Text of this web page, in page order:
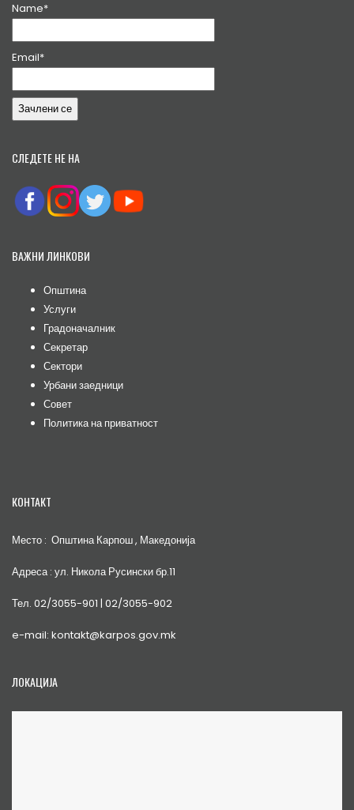
Name*
Email*
СЛЕДЕТЕ НЕ НА
ВАЖНИ ЛИНКОВИ
Општина
Услуги
Градоначалник
Секретар
Сектори
Урбани заедници
Совет
Политика на приватност
КОНТАКТ
Место : Општина Карпош , Македонија
Адреса : ул. Никола Русински бр.11
Тел. 02/3055-901 | 02/3055-902
e-mail: kontakt@karpos.gov.mk
ЛОКАЦИЈА